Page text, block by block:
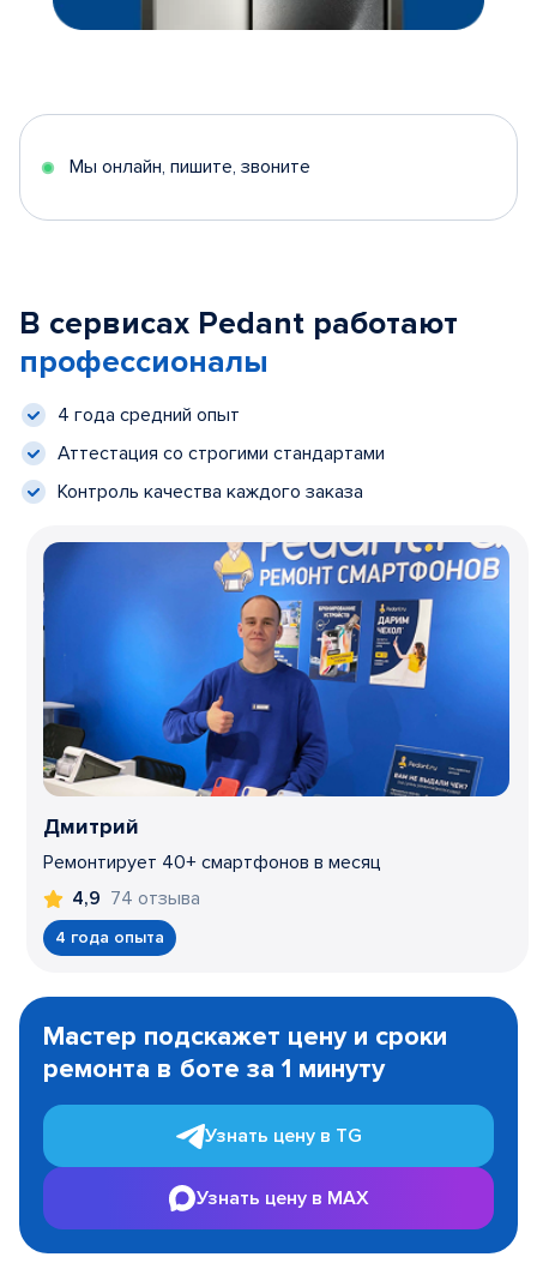
Мы онлайн, пишите, звоните
В сервисах Pedant работают
профессионалы
4 года средний опыт
Аттестация со строгими стандартами
Контроль качества каждого заказа
Дмитрий
Ремонтирует 40+ смартфонов в месяц
4,9 74 отзыва
4 года опыта
1
Мастер подскажет цену и сроки
ремонта в боте за 1 минуту
Узнать цену в TG
Узнать цену в MAX